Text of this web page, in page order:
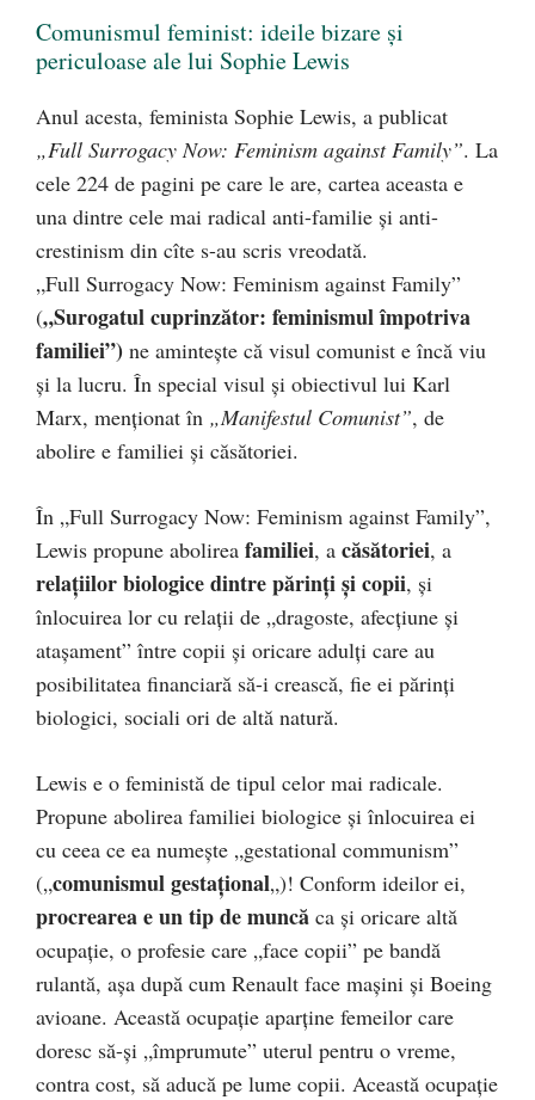
Comunismul feminist: ideile bizare şi
periculoase ale lui Sophie Lewis
Anul acesta, feminista Sophie Lewis, a publicat
„Full Surrogacy Now: Feminism against Family”. La
cele 224 de pagini pe care le are, cartea aceasta e
una dintre cele mai radical anti-familie şi anti-
crestinism din cîte s-au scris vreodată.
„Full Surrogacy Now: Feminism against Family”
(„Surogatul cuprinzător: feminismul împotriva
familiei”) ne aminteşte că visul comunist e încă viu
şi la lucru. În special visul şi obiectivul lui Karl
Marx, menţionat în „Manifestul Comunist”, de
abolire e familiei şi căsătoriei.
În „Full Surrogacy Now: Feminism against Family”,
Lewis propune abolirea familiei, a căsătoriei, a
relaţiilor biologice dintre părinţi şi copii, şi
înlocuirea lor cu relaţii de „dragoste, afecţiune şi
ataşament” între copii şi oricare adulţi care au
posibilitatea financiară să-i crească, fie ei părinţi
biologici, sociali ori de altă natură.
Lewis e o feministă de tipul celor mai radicale.
Propune abolirea familiei biologice şi înlocuirea ei
cu ceea ce ea numeşte „gestational communism”
(„comunismul gestațional„)! Conform ideilor ei,
procrearea e un tip de muncă ca şi oricare altă
ocupaţie, o profesie care „face copii” pe bandă
rulantă, aşa după cum Renault face maşini şi Boeing
avioane. Această ocupaţie aparţine femeilor care
doresc să-şi „împrumute” uterul pentru o vreme,
contra cost, să aducă pe lume copii. Această ocupaţie